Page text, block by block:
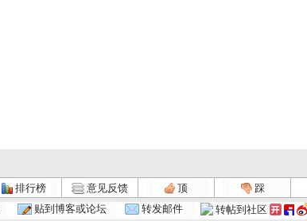
排行榜 意见反馈 顶 踩
贴到博客或论坛 转发邮件 转帖到社区
小小智慧树... 小小智慧树... 小小智慧树...